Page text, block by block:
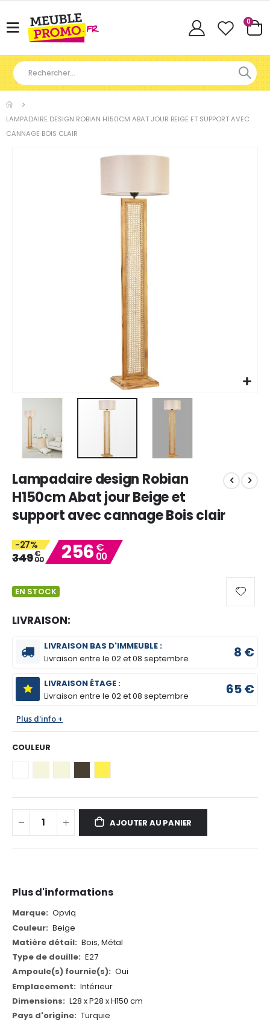
Basculer
Cart
0
LAMPADAIRE DESIGN ROBIAN H150CM ABAT JOUR BEIGE ET SUPPORT AVEC
CANNAGE BOIS CLAIR
to
the
beginning
of
images
gallery
Lampadaire design Robian
H150cm Abat jour Beige et
support avec cannage Bois clair
-27%
349€
00 256 €
00
EN STOCK
LIVRAISON:
LIVRAISON BAS D'IMMEUBLE :
Livraison entre le02 et 08 septembre 8 €
LIVRAISON ÉTAGE :
Livraison entre le02 et 08 septembre 65 €
Plus d'info +
COULEUR
AJOUTER AU PANIER
Plus d'informations
Plus
d'informations
Opviq
Beige
Bois, Métal
E27
Oui
Intérieur
L28 x P28 x H150 cm
Turquie